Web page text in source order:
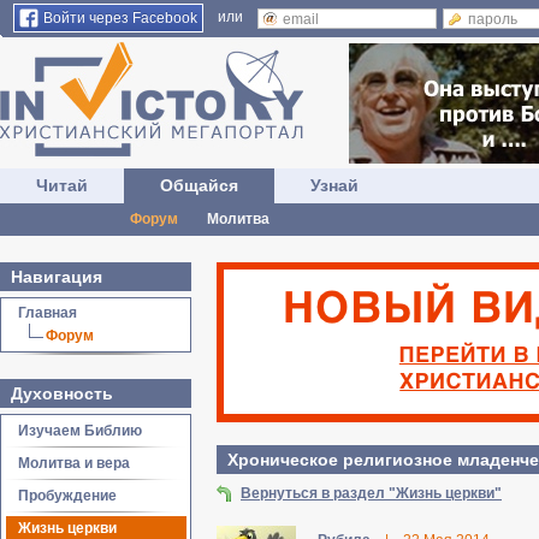
Войти через Facebook или
Читай Общайся
Форум Молитва
Узнай
Навигация
Главная
Форум
Духовность
Изучаем Библию
Молитва и вера
Пробуждение
Жизнь церкви
Хроническое религиозное
Вернуться в раздел "Жизнь церкви"